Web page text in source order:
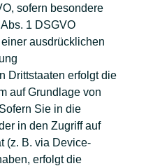
sofern besondere
1 DSGVO
ausdrücklichen
Drittstaaten erfolgt die
auf Grundlage von
Sie in die
in den Zugriff auf
(z. B. via Device-
erfolgt die